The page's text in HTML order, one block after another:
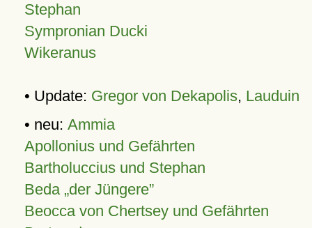
Stephan
Sympronian Ducki
Wikeranus
• Update: Gregor von Dekapolis, Lauduin
• neu: Ammia
Apollonius und Gefährten
Bartholuccius und Stephan
Beda „der Jüngere”
Beocca von Chertsey und Gefährten